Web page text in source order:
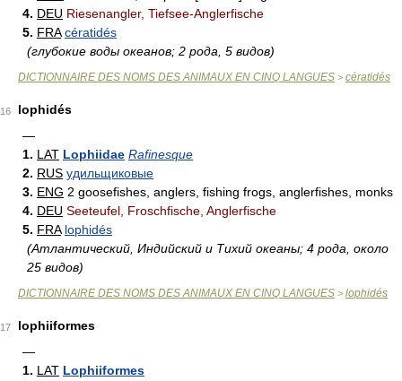
4. DEU Riesenangler, Tiefsee-Anglerfische
5. FRA cératidés
(глубокие воды океанов; 2 рода, 5 видов)
DICTIONNAIRE DES NOMS DES ANIMAUX EN CINQ LANGUES > cératidés
16
lophidés
—
1. LAT Lophiidae Rafinesque
2. RUS удильщиковые
3. ENG 2 goosefishes, anglers, fishing frogs, anglerfishes, monks
4. DEU Seeteufel, Froschfische, Anglerfische
5. FRA lophidés
(Атлантический, Индийский и Тихий океаны; 4 рода, около
25 видов)
DICTIONNAIRE DES NOMS DES ANIMAUX EN CINQ LANGUES > lophidés
17
lophiiformes
—
1. LAT Lophiiformes